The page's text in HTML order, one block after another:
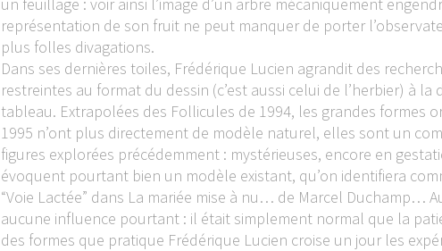
représentation de son fruit ne peut manquer de porter
plus folles divagations.
Dans ses dernières toiles, Frédérique Lucien agrandit des
restreintes au format du dessin (c’est aussi celui de l’herbier) à la
tableau. Extrapolées des Follicules de 1994, les grandes formes
1995 n’ont plus directement de modèle naturel, elles sont un
figures explorées précédemment : mystérieuses, encore en
évoquent pourtant bien un modèle existant, qu’on identifiera
“Voie Lactée” dans La mariée mise à nu… de Marcel Duchamp…
aucune influence pourtant : il était simplement normal que la
des formes que pratique Frédérique Lucien croise un jour les